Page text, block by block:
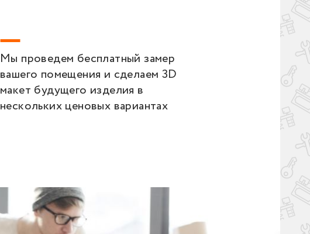
Мы проведем бесплатный замер
вашего помещения и сделаем 3D
макет будущего изделия в
нескольких ценовых вариантах